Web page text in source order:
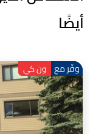
أيضًا
وفّر مع ون كي